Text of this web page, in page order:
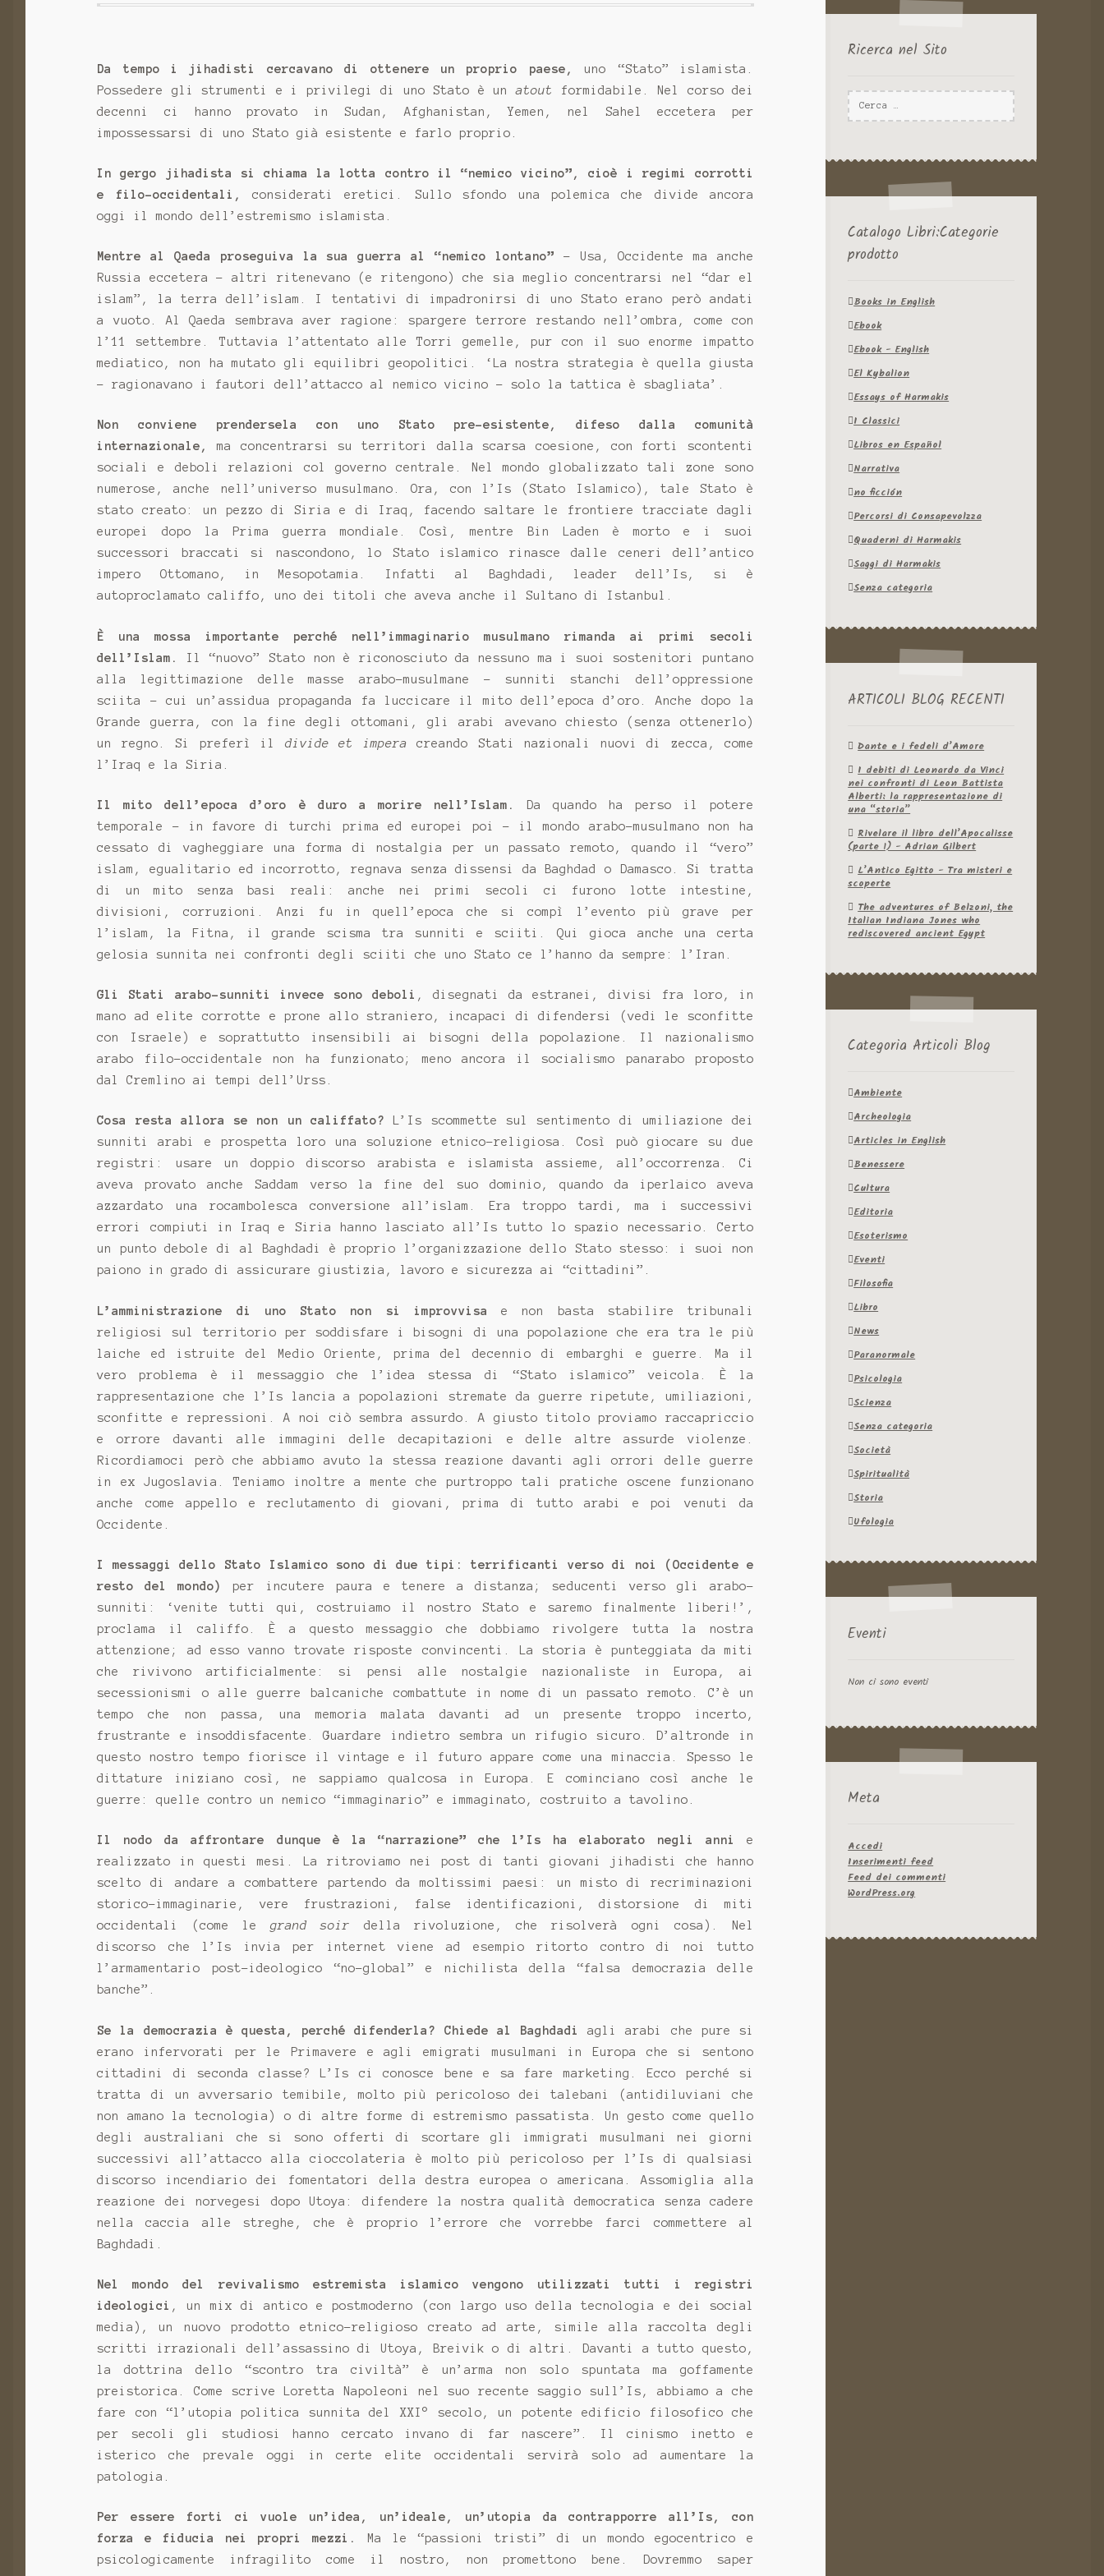
Da tempo i jihadisti cercavano di ottenere un proprio paese,
uno “Stato” islamista.
Possedere gli strumenti e i privilegi di uno Stato è unatout
formidabile. Nel corso dei
decenni ci hanno provato in Sudan, Afghanistan, Yemen, nel Sahel eccetera per
impossessarsi di uno Stato già esistente e farlo proprio.
In gergo jihadista si chiama la lotta contro il “nemico vicino”, cioè i regimi corrotti
e filo-occidentali,
considerati eretici. Sullo sfondo una polemica che divide ancora
oggi il mondo dell’estremismo islamista.
Mentre al Qaeda proseguiva la sua guerra al “nemico lontano” - Usa, Occidente ma anche
Russia eccetera - altri ritenevano (e ritengono) che sia meglio concentrarsi nel “dar el
islam”, la terra dell’islam. I tentativi di impadronirsi di uno Stato erano però andati
a vuoto. Al Qaeda sembrava aver ragione: spargere terrore restando nell’ombra, come con
l’11 settembre. Tuttavia l’attentato alle Torri gemelle, pur con il suo enorme impatto
mediatico, non ha mutato gli equilibri geopolitici. ‘La nostra strategia è quella giusta
- ragionavano i fautori dell’attacco al nemico vicino - solo la tattica è sbagliata’.
Non conviene prendersela con uno Stato pre-esistente, difeso dalla comunità
internazionale,
ma concentrarsi su territori dalla scarsa coesione, con forti scontenti
sociali e deboli relazioni col governo centrale. Nel mondo globalizzato tali zone sono
numerose, anche nell’universo musulmano. Ora, con l’Is (Stato Islamico), tale Stato è
stato creato: un pezzo di Siria e di Iraq, facendo saltare le frontiere tracciate dagli
europei dopo la Prima guerra mondiale. Così, mentre Bin Laden è morto e i suoi
successori braccati si nascondono, lo Stato islamico rinasce dalle ceneri dell’antico
impero Ottomano, in Mesopotamia. Infatti al Baghdadi, leader dell’Is, si è
autoproclamato califfo, uno dei titoli che aveva anche il Sultano di Istanbul.
È una mossa importante perché nell’immaginario musulmano rimanda ai primi secoli
dell’Islam. Il “nuovo” Stato non è riconosciuto da nessuno ma i suoi sostenitori puntano
alla legittimazione delle masse arabo-musulmane - sunniti stanchi dell’oppressione
sciita - cui un’assidua propaganda fa luccicare il mito dell’epoca d’oro. Anche dopo la
Grande guerra, con la fine degli ottomani, gli arabi avevano chiesto (senza ottenerlo)
un regno. Si preferì il divide et impera creando Stati nazionali nuovi di zecca, come
l’Iraq e la Siria.
Il mito dell’epoca d’oro è duro a morire nell’Islam.
Da quando ha perso il potere
temporale - in favore di turchi prima ed europei poi - il mondo arabo-musulmano non ha
cessato di vagheggiare una forma di nostalgia per un passato remoto, quando il “vero”
islam, egualitario ed incorrotto, regnava senza dissensi da Baghdad o Damasco. Si tratta
di un mito senza basi reali: anche nei primi secoli ci furono lotte intestine,
divisioni, corruzioni. Anzi fu in quell’epoca che si compì l’evento più grave per
l’islam, la Fitna, il grande scisma tra sunniti e sciiti. Qui gioca anche una certa
gelosia sunnita nei confronti degli sciiti che uno Stato ce l’hanno da sempre: l’Iran.
Gli Stati arabo-sunniti invece sono deboli , disegnati da estranei, divisi fra loro, in
mano ad elite corrotte e prone allo straniero, incapaci di difendersi (vedi le sconfitte
con Israele) e soprattutto insensibili ai bisogni della popolazione. Il nazionalismo
arabo filo-occidentale non ha funzionato; meno ancora il socialismo panarabo proposto
dal Cremlino ai tempi dell’Urss.
Cosa resta allora se non un califfato? L’Is scommette sul sentimento di umiliazione dei
sunniti arabi e prospetta loro una soluzione etnico-religiosa. Così può giocare su due
registri: usare un doppio discorso arabista e islamista assieme, all’occorrenza. Ci
aveva provato anche Saddam verso la fine del suo dominio, quando da iperlaico aveva
azzardato una rocambolesca conversione all’islam. Era troppo tardi, ma i successivi
errori compiuti in Iraq e Siria hanno lasciato all’Is tutto lo spazio necessario. Certo
un punto debole di al Baghdadi è proprio l’organizzazione dello Stato stesso: i suoi non
paiono in grado di assicurare giustizia, lavoro e sicurezza ai “cittadini”.
L’amministrazione di uno Stato non si improvvisa
e non basta stabilire tribunali
religiosi sul territorio per soddisfare i bisogni di una popolazione che era tra le più
laiche ed istruite del Medio Oriente, prima del decennio di embarghi e guerre. Ma il
vero problema è il messaggio che l’idea stessa di “Stato islamico” veicola. È la
rappresentazione che l’Is lancia a popolazioni stremate da guerre ripetute, umiliazioni,
sconfitte e repressioni. A noi ciò sembra assurdo. A giusto titolo proviamo raccapriccio
e orrore davanti alle immagini delle decapitazioni e delle altre assurde violenze.
Ricordiamoci però che abbiamo avuto la stessa reazione davanti agli orrori delle guerre
in ex Jugoslavia. Teniamo inoltre a mente che purtroppo tali pratiche oscene funzionano
anche come appello e reclutamento di giovani, prima di tutto arabi e poi venuti da
Occidente.
I messaggi dello Stato Islamico sono di due tipi: terrificanti verso di noi (Occidente e
resto del mondo)
per incutere paura e tenere a distanza; seducenti verso gli arabo-
sunniti: ‘venite tutti qui, costruiamo il nostro Stato e saremo finalmente liberi!’,
proclama il califfo. È a questo messaggio che dobbiamo rivolgere tutta la nostra
attenzione; ad esso vanno trovate risposte convincenti. La storia è punteggiata da miti
che rivivono artificialmente: si pensi alle nostalgie nazionaliste in Europa, ai
secessionismi o alle guerre balcaniche combattute in nome di un passato remoto. C’è un
tempo che non passa, una memoria malata davanti ad un presente troppo incerto,
frustrante e insoddisfacente. Guardare indietro sembra un rifugio sicuro. D’altronde in
questo nostro tempo fiorisce il vintage e il futuro appare come una minaccia. Spesso le
dittature iniziano così, ne sappiamo qualcosa in Europa. E cominciano così anche le
guerre: quelle contro un nemico “immaginario” e immaginato, costruito a tavolino.
Il nodo da affrontare dunque è la “narrazione” che l’Is ha elaborato negli anni
e
realizzato in questi mesi. La ritroviamo nei post di tanti giovani jihadisti che hanno
scelto di andare a combattere partendo da moltissimi paesi: un misto di recriminazioni
storico-immaginarie, vere frustrazioni, false identificazioni, distorsione di miti
occidentali (come legrand soir della rivoluzione, che risolverà ogni cosa). Nel
discorso che l’Is invia per internet viene ad esempio ritorto contro di noi tutto
l’armamentario post-ideologico “no-global” e nichilista della “falsa democrazia delle
banche”.
Se la democrazia è questa, perché difenderla? Chiede al Baghdadi
agli arabi che pure si
erano infervorati per le Primavere e agli emigrati musulmani in Europa che si sentono
cittadini di seconda classe? L’Is ci conosce bene e sa fare marketing. Ecco perché si
tratta di un avversario temibile, molto più pericoloso dei talebani (antidiluviani che
non amano la tecnologia) o di altre forme di estremismo passatista. Un gesto come quello
degli australiani che si sono offerti di scortare gli immigrati musulmani nei giorni
successivi all’attacco alla cioccolateria è molto più pericoloso per l’Is di qualsiasi
discorso incendiario dei fomentatori della destra europea o americana. Assomiglia alla
reazione dei norvegesi dopo Utoya: difendere la nostra qualità democratica senza cadere
nella caccia alle streghe, che è proprio l’errore che vorrebbe farci commettere al
Baghdadi.
Nel mondo del revivalismo estremista islamico vengono utilizzati tutti i registri
ideologici , un mix di antico e postmoderno (con largo uso della tecnologia e dei social
media), un nuovo prodotto etnico-religioso creato ad arte, simile alla raccolta degli
scritti irrazionali dell’assassino di Utoya, Breivik o di altri. Davanti a tutto questo,
la dottrina dello “scontro tra civiltà” è un’arma non solo spuntata ma goffamente
preistorica. Come scrive Loretta Napoleoni nel suo recente saggio sull’Is, abbiamo a che
fare con “l’utopia politica sunnita del XXI° secolo, un potente edificio filosofico che
per secoli gli studiosi hanno cercato invano di far nascere”. Il cinismo inetto e
isterico che prevale oggi in certe elite occidentali servirà solo ad aumentare la
patologia.
Per essere forti ci vuole un’idea, un’ideale, un’utopia da contrapporre all’Is, con
forza e fiducia nei propri mezzi.
Ma le “passioni tristi” di un mondo egocentrico e
psicologicamente infragilito come il nostro, non promettono bene. Dovremmo saper
Ricerca nel Sito
Ricerca
per:
Catalogo Libri:Categorie
prodotto
Books in English
Ebook
Ebook - English
El Kybalion
Essays of Harmakis
I Classici
Libros en Español
Narrativa
no ficción
Percorsi di Consapevolzza
Quaderni di Harmakis
Saggi di Harmakis
Senza categoria
ARTICOLI BLOG RECENTI
Dante e i fedeli d’Amore
I debiti di Leonardo da Vinci
nei confronti di Leon Battista
Alberti: la rappresentazione di
una “storia”
Rivelare il libro dell’Apocalisse
(parte 1) - Adrian Gilbert
L’Antico Egitto - Tra misteri e
scoperte
The adventures of Belzoni, the
Italian Indiana Jones who
rediscovered ancient Egypt
Categoria Articoli Blog
Ambiente
Archeologia
Articles in English
Benessere
Cultura
Editoria
Esoterismo
Eventi
Filosofia
Libro
News
Paranormale
Psicologia
Scienza
Senza categoria
Società
Spiritualità
Storia
Ufologia
Eventi
Non ci sono eventi
Meta
Accedi
Inserimenti feed
Feed dei commenti
WordPress.org